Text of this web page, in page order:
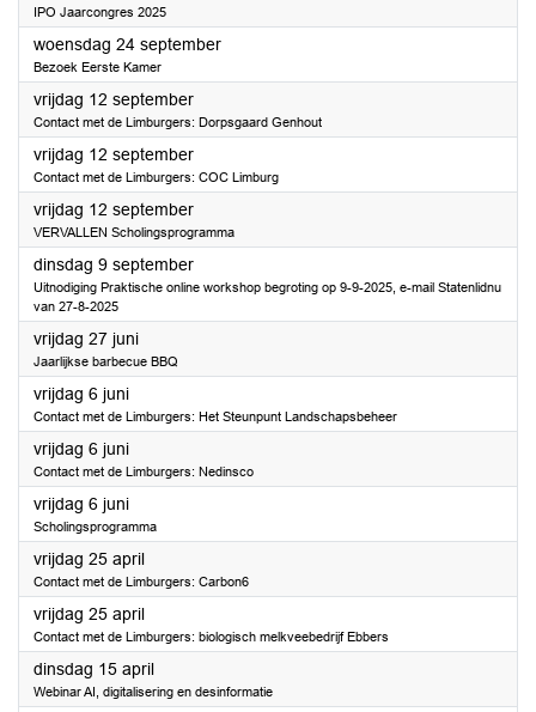
IPO Jaarcongres 2025
woensdag 24 september2025
Bezoek Eerste Kamer
vrijdag 12 september2025
Contact met de Limburgers: Dorpsgaard Genhout
vrijdag 12 september2025
Contact met de Limburgers: COC Limburg
vrijdag 12 september2025
VERVALLEN Scholingsprogramma
dinsdag 9 september2025
Uitnodiging Praktische online workshop begroting op 9-9-2025, e-mail Statenlidnu
van 27-8-2025
vrijdag 27 juni2025
Jaarlijkse barbecue BBQ
vrijdag 6 juni2025
Contact met de Limburgers: Het Steunpunt Landschapsbeheer
vrijdag 6 juni2025
Contact met de Limburgers: Nedinsco
vrijdag 6 juni2025
Scholingsprogramma
vrijdag 25 april2025
Contact met de Limburgers: Carbon6
vrijdag 25 april2025
Contact met de Limburgers: biologisch melkveebedrijf Ebbers
dinsdag 15 april2025
Webinar AI, digitalisering en desinformatie